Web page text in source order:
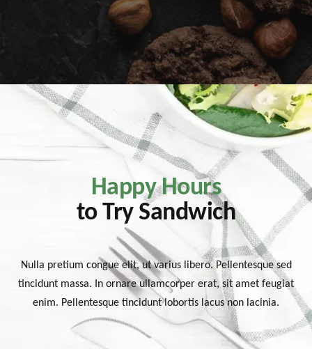
Happy Hours
to Try Sandwich
Nulla pretium congue elit, ut varius libero. Pellentesque sed
tincidunt massa. In ornare ullamcorper erat, sit amet feugiat
enim. Pellentesque tincidunt lobortis lacus non lacinia.